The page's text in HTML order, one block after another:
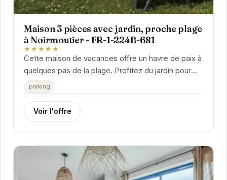
Maison 3 pièces avec jardin, proche plage
à Noirmoutier - FR-1-224B-681
★★★★★
Cette maison de vacances offre un havre de paix à
quelques pas de la plage. Profitez du jardin pour
vos repas en plein air et détendez-vous dans un...
parking
Voir l'offre